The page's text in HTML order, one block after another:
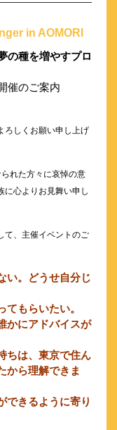
in AOMORI
の種を増やすプロ
催のご案内
ろしくお願い申し上げ
れた方々に哀悼の意
に心よりお見舞い申し
て、主催イベントのご
い。どうせ自分じ
もらいたい。
かにアドバイスが
は、 東京で住ん
から理解できま
できるように寄り